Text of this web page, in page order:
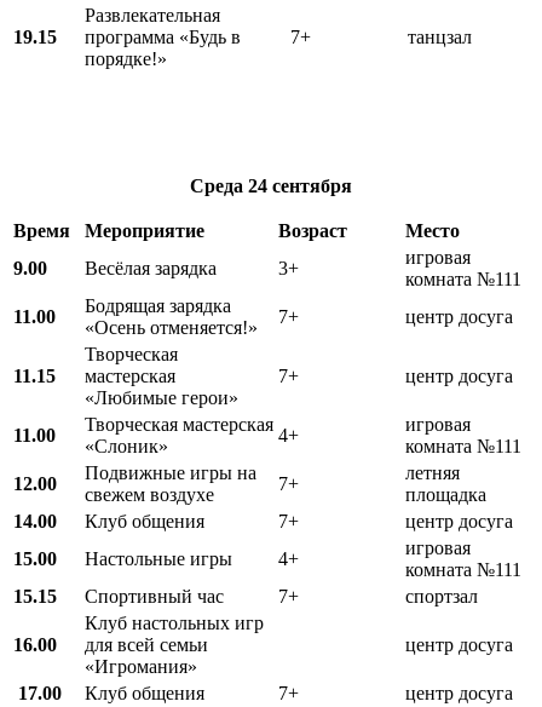
19.15
Развлекательная
программа «Будь в
порядке!»
7+ танцзал
Среда 24 сентября
Время Мероприятие Возраст
Место
9.00
Весёлая зарядка 3+
игровая
комната №111
11.00
Бодрящая зарядка
«Осень отменяется!»
7+ центр досуга
11.15
Творческая
мастерская
«Любимые герои»
7+ центр досуга
11.00
Творческая мастерская
«Слоник»
4+
игровая
комната №111
12.00
Подвижные игры на
свежем воздухе
7+
летняя
площадка
14.00
Клуб общения 7+
центр досуга
15.00
Настольные игры 4+
игровая
комната №111
15.15
Спортивный час 7+ спортзал
16.00
Клуб настольных игр
для всей семьи
«Игромания»
центр досуга
17.00 Клуб общения 7+ центр досуга